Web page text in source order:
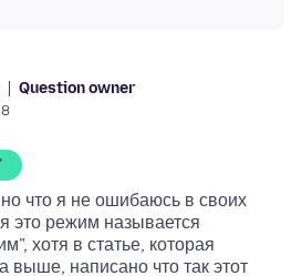
Question owner
что я не ошибаюсь в своих
это режим называется
хотя в статье, которая
выше, написано что так этот